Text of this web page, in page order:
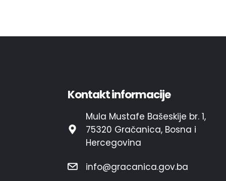
Kontakt informacije
Mula Mustafe Bašeskije br. 1,
75320 Gračanica, Bosna i
Hercegovina
info@gracanica.gov.ba